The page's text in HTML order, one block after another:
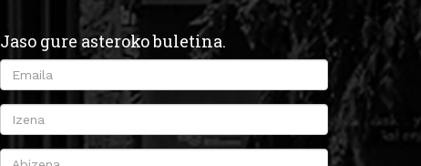
Jaso gure asteroko buletina.